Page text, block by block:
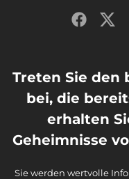
Treten Sie den
bei, die
erhalten
Geheimnisse
Sie werden wertvolle